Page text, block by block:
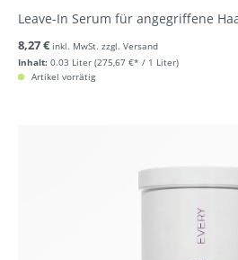
Leave-In Serum für angegriffene
Inhalt: 0.03 Liter (275,67 €* / 1 Liter)
8,27 € inkl. MwSt. zzgl. Versand
Artikel vorrätig